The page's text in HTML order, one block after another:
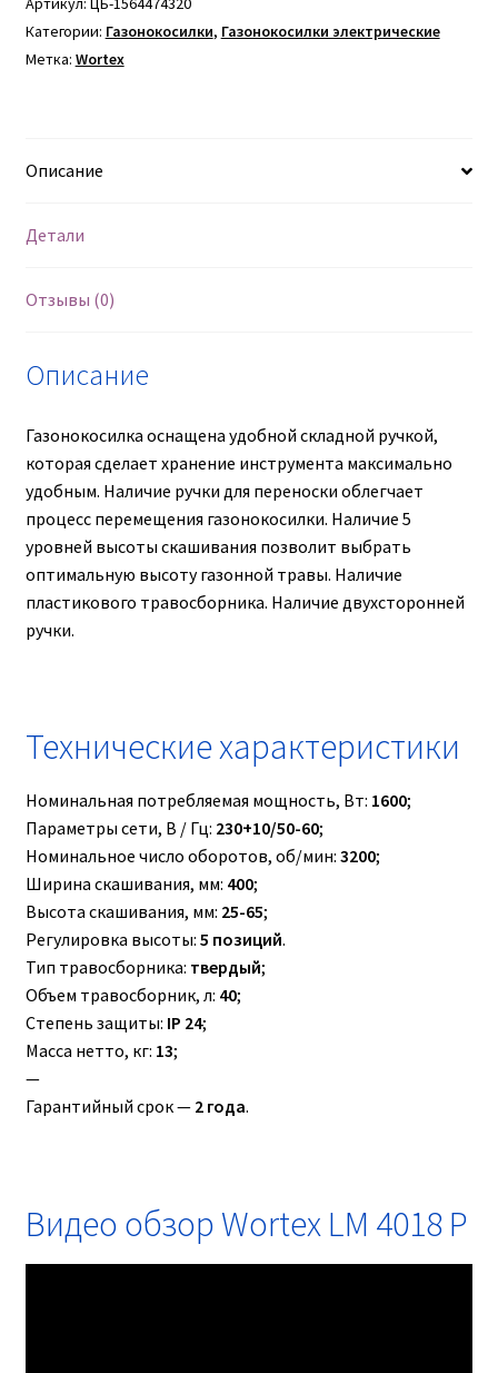
Категории: Газонокосилки, Газонокосилки электрические
Метка: Wortex
Описание
Детали
Отзывы (0)
Описание
Газонокосилка оснащена удобной складной ручкой,
которая сделает хранение инструмента максимально
удобным. Наличие ручки для переноски облегчает
процесс перемещения газонокосилки. Наличие 5
уровней высоты скашивания позволит выбрать
оптимальную высоту газонной травы. Наличие
пластикового травосборника. Наличие двухсторонней
ручки.
Технические характеристики
Номинальная потребляемая мощность, Вт: 1600;
Параметры сети, В / Гц: 230+10/50-60;
Номинальное число оборотов, об/мин: 3200;
Ширина скашивания, мм: 400;
Высота скашивания, мм: 25-65;
Регулировка высоты: 5 позиций.
Тип травосборника: твердый;
Объем травосборник, л: 40;
Степень защиты: IP 24;
Масса нетто, кг: 13;
—
Гарантийный срок — 2 года.
Видео обзор Wortex LM 4018 P